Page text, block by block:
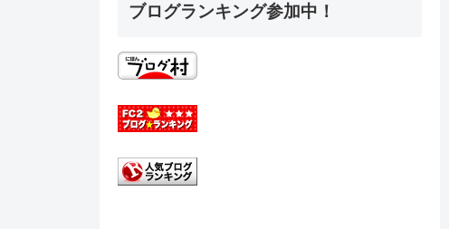
ブログランキング参加中！